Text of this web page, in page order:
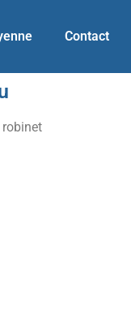
Contact
robinet